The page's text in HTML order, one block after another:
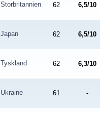
Storbritannien 62 6,5/10
Japan 62 6,5/10
Tyskland 62 6,3/10
Ukraine 61 -